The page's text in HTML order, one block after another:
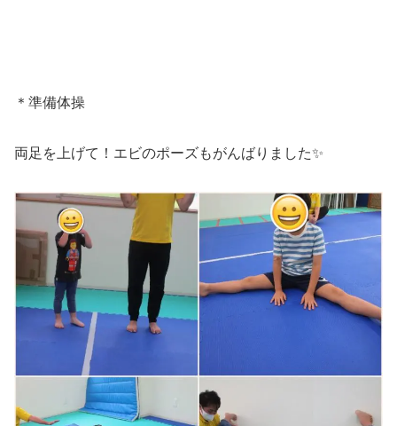
＊準備体操
両足を上げて！エビのポーズもがんばりました✨